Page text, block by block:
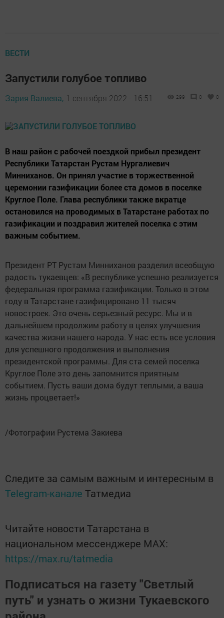
ВЕСТИ
Запустили голубое топливо
Зария Валиева, 1 сентября 2022 - 16:51 299 0 0
В наш район с рабочей поездкой прибыл президент
Республики Татарстан Рустам Нургалиевич
Минниханов. Он принял участие в торжественной
церемонии газификации более ста домов в поселке
Круглое Поле. Глава республики также вкратце
остановился на проводимых в Татарстане работах по
газификации и поздравил жителей поселка с этим
важным событием.
Президент РТ Рустам Минниханов разделил всеобщую
радость тукаевцев: «В республике успешно реализуется
федеральная программа газификации. Только в этом
году в Татарстане газифицировано 11 тысяч
новостроек. Это очень серьезный ресурс. Мы и в
дальнейшем продолжим работу в целях улучшения
качества жизни нашего народа. У нас есть все условия
для успешного продолжения и выполнения
президентской программы. Для ста семей поселка
Круглое Поле это день запомнится приятным
событием. Пусть ваши дома будут теплыми, а ваша
жизнь процветает!»
/Фотографии Рустема Закиева
Следите за самым важным и интересным в
Telegram-канале Татмедиа
Читайте новости Татарстана в
национальном мессенджере MАХ:
https://max.ru/tatmedia
Подписаться на газету "Светлый
путь" и узнать о жизни Тукаевского